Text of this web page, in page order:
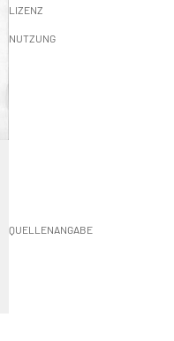
LIZENZ
NUTZUNG
QUELLENANGABE